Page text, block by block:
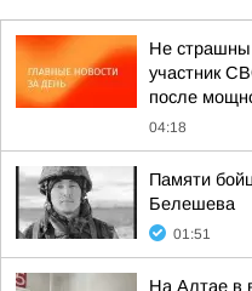
Не
участник
после
04:18
Памяти
Белешева
01:51
На Алтае в